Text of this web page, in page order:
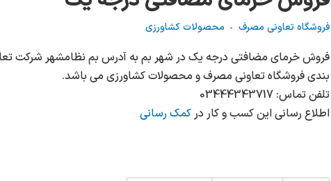
فروشگاه تعاونی مصرف
محصولات کشاورزی
فروش خرماي مضافتي درجه يك در شهر بم به آدرس بم نظامشهر شركت
بندی فروشگاه تعاونی مصرف و محصولات کشاورزی می باشد.
تلفن تماس: 03444343717
اطلاع رسانی این کسب و کار درکمک رسانی